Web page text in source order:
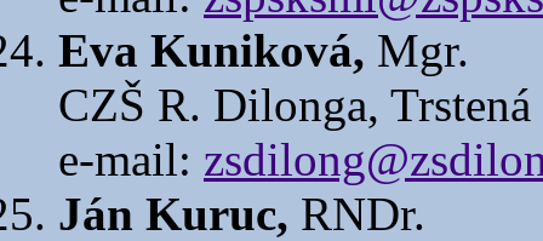
Eva Kuniková, Mgr.
CZŠ R. Dilonga, Trstená
e-mail:
Ján Kuruc, RNDr.